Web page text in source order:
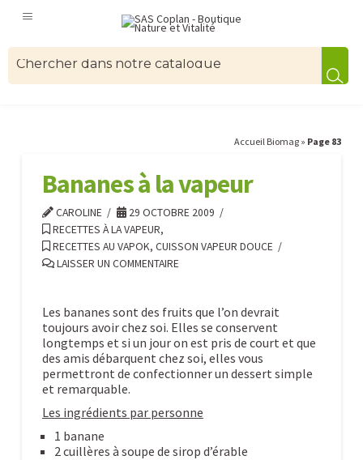
Accueil Biomag » Page 83
Bananes à la vapeur
CAROLINE
29 OCTOBRE 2009
RECETTES À LA VAPEUR,
RECETTES AU VAPOK, CUISSON VAPEUR DOUCE
LAISSER UN COMMENTAIRE
Les bananes sont des fruits que l’on devrait
toujours avoir chez soi. Elles se conservent
longtemps et si un jour on est pris de court et que
des amis débarquent chez soi, elles vous
permettront de confectionner un dessert simple
et remarquable.
Les ingrédients par personne
1 banane
2 cuillères à soupe de sirop d’érable